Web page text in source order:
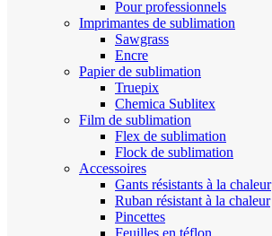
Pour professionnels
Imprimantes de sublimation
Sawgrass
Encre
Papier de sublimation
Truepix
Chemica Sublitex
Film de sublimation
Flex de sublimation
Flock de sublimation
Accessoires
Gants résistants à la chaleur
Ruban résistant à la chaleur
Pincettes